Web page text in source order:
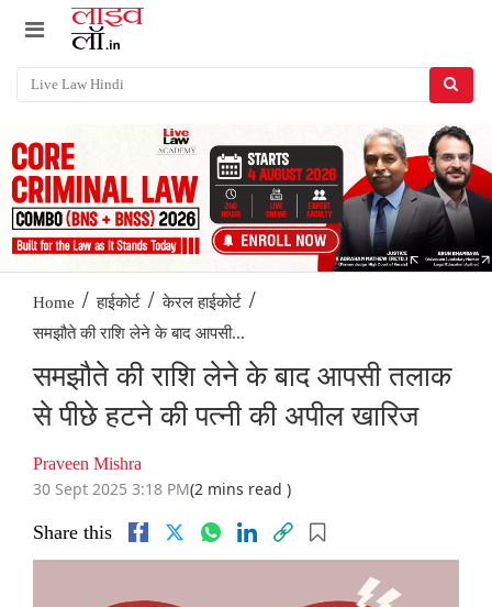
Home / हाईकोर्ट / केरल हाईकोर्ट /
समझौते की राशि लेने के बाद आपसी...
समझौते की राशि लेने के बाद आपसी तलाक
से पीछे हटने की पत्नी की अपील खारिज
Praveen Mishra
30 Sept 2025 3:18 PM(2 mins read )
Share this